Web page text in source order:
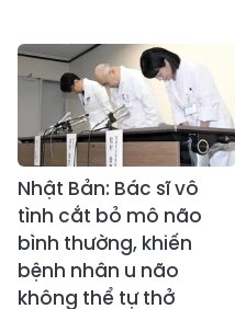
Nhật Bản: Bác sĩ vô
tình cắt bỏ mô não
bình thường, khiến
bệnh nhân u não
không thể tự thở